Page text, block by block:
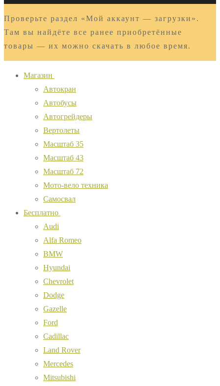
Проверьте раздел «Мой аккаунт — загрузки».
Там вы найдёте все ранее приобретённые
товары — их можно скачать в любое время.
Магазин
Автокран
Автобусы
Автогрейдеры
Вертолеты
Масштаб 35
Масштаб 43
Масштаб 72
Мото-вело техника
Самосвал
Бесплатно
Audi
Alfa Romeo
BMW
Hyundai
Chevrolet
Dodge
Gazelle
Ford
Cadillac
Land Rover
Mercedes
Mitsubishi